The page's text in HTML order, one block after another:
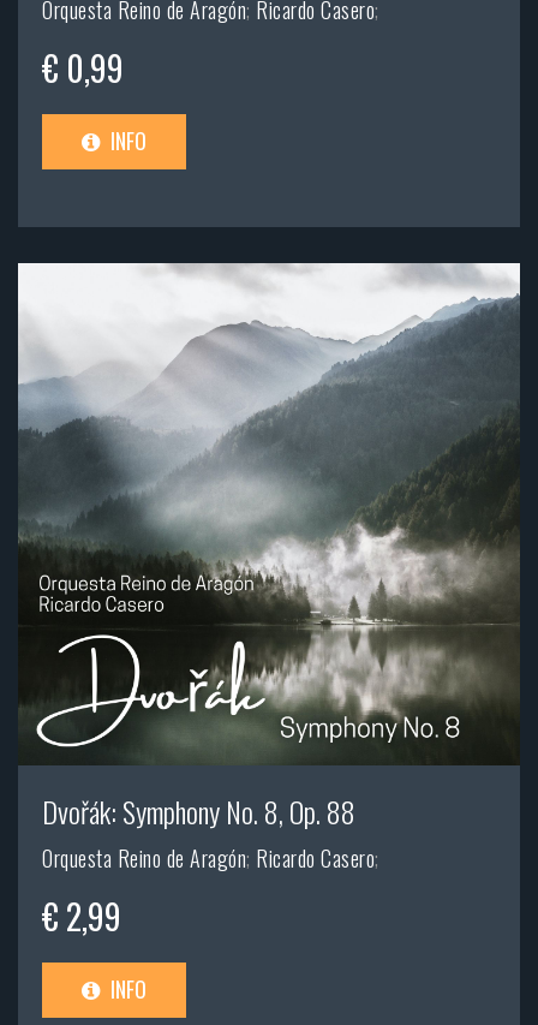
Orquesta Reino de Aragón; Ricardo Casero;
€ 0,99
INFO
Dvořák: Symphony No. 8, Op. 88
Orquesta Reino de Aragón; Ricardo Casero;
€ 2,99
INFO